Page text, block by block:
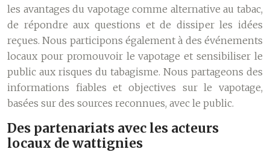
les avantages du vapotage comme alternative au tabac,
de répondre aux questions et de dissiper les idées
reçues. Nous participons également à des événements
locaux pour promouvoir le vapotage et sensibiliser le
public aux risques du tabagisme. Nous partageons des
informations fiables et objectives sur le vapotage,
basées sur des sources reconnues, avec le public.
Des partenariats avec les acteurs
locaux de wattignies